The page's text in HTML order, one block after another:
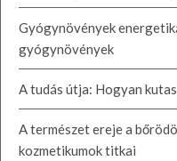
Gyógynövények
gyógynövények
A tudás útja: Hogyan
A természet ereje a
kozmetikumok titkai